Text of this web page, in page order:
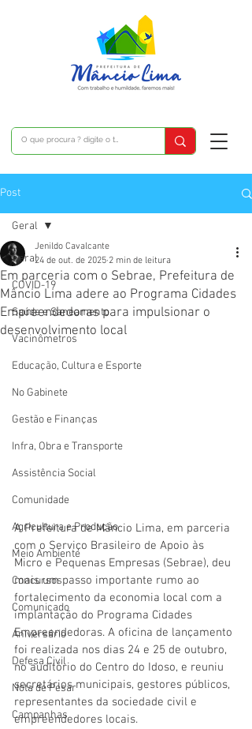
Post
Geral
COVID-19
Saúde e Saneamento
Vacinômetros
Educação, Cultura e Esporte
No Gabinete
Gestão e Finanças
Infra, Obra e Transporte
Assistência Social
Comunidade
Agricultura e Produção
Meio Ambiente
Concursos
Comunicado
Aniversário
Defesa Civil
Nota de Pesar
Campanhas
Geral
Em parceria com o Sebrae, Prefeitura de
Mâncio Lima adere ao Programa Cidades
Empreendedoras para impulsionar o
desenvolvimento local
Jenildo Cavalcante
24 de out. de 2025 2 min de leitura
A Prefeitura de Mâncio Lima, em parceria
com o Serviço Brasileiro de Apoio às
Micro e Pequenas Empresas (Sebrae), deu
mais um passo importante rumo ao
fortalecimento da economia local com a
implantação do Programa Cidades
Empreendedoras. A oficina de lançamento
foi realizada nos dias 24 e 25 de outubro,
no auditório do Centro do Idoso, e reuniu
secretários municipais, gestores públicos,
representantes da sociedade civil e
empreendedores locais.